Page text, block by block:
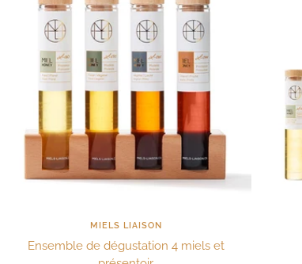
MIELS LIAISON
Ensemble de dégustation 4 miels et